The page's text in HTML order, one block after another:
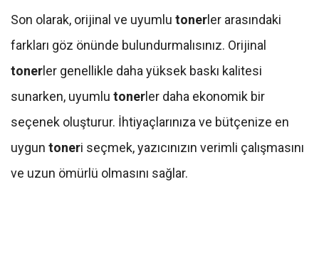
Son olarak, orijinal ve uyumlu toner ler arasındaki
farkları göz önünde bulundurmalısınız. Orijinal
toner ler genellikle daha yüksek baskı kalitesi
sunarken, uyumlu toner ler daha ekonomik bir
seçenek oluşturur. İhtiyaçlarınıza ve bütçenize en
uygun toneri seçmek, yazıcınızın verimli çalışmasını
ve uzun ömürlü olmasını sağlar.